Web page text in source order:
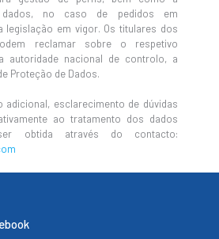
dados, no caso de pedidos em
legislação em vigor. Os titulares dos
reclamar sobre o respetivo
autoridade nacional de controlo, a
Proteção de Dados.
adicional, esclarecimento de dúvidas
ao tratamento dos dados
obtida através do contacto: